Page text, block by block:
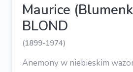
Maurice
BLOND
(1899-1974)
Anemony w niebieskim